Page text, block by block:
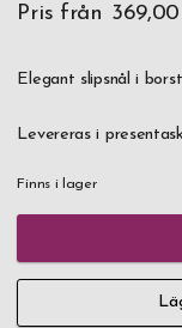
Pris från
Elegant slipsnål i
Levereras i
Finns i lager